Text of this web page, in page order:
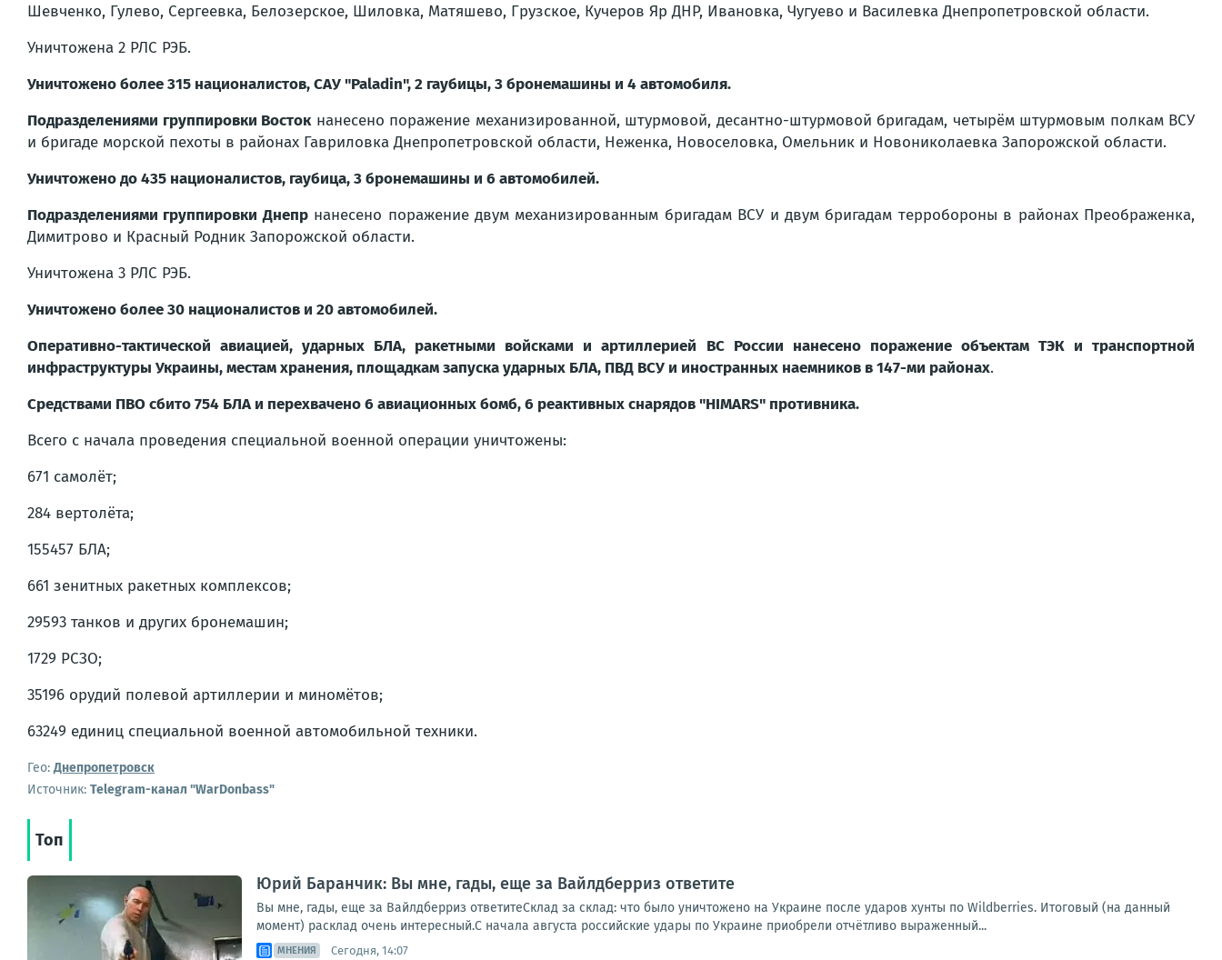
Шевченко, Гулево, Сергеевка, Белозерское, Шиловка, Матяшево, Грузское, Кучеров Яр ДНР, Ивановка, Чугуево и Василевка Днепропетровской области.
Уничтожена 2 РЛС РЭБ.
Уничтожено более 315 националистов, САУ "Paladin", 2 гаубицы, 3 бронемашины и 4 автомобиля.
Подразделениями группировки Востокнанесено поражение механизированной, штурмовой, десантно-штурмовой бригадам, четырём штурмовым полкам ВСУ
и бригаде морской пехоты в районах Гавриловка Днепропетровской области, Неженка, Новоселовка, Омельник и Новониколаевка Запорожской области.
Уничтожено до 435 националистов, гаубица, 3 бронемашины и 6 автомобилей.
Подразделениями группировки Днепрнанесено поражение двум механизированным бригадам ВСУ и двум бригадам терробороны в районах Преображенка,
Димитрово и Красный Родник Запорожской области.
Уничтожена 3 РЛС РЭБ.
Уничтожено более 30 националистов и 20 автомобилей.
Оперативно-тактической авиацией, ударных БЛА, ракетными войсками и артиллерией ВС России нанесено поражение объектам ТЭК и транспортной
инфраструктуры Украины, местам хранения, площадкам запуска ударных БЛА, ПВД ВСУ и иностранных наемников в 147-ми районах.
Средствами ПВО сбито 754 БЛА и перехвачено 6 авиационных бомб, 6 реактивных снарядов "HIMARS" противника.
Всего с начала проведения специальной военной операции уничтожены:
671 самолёт;
284 вертолёта;
155457 БЛА;
661 зенитных ракетных комплексов;
29593 танков и других бронемашин;
1729 РСЗО;
35196 орудий полевой артиллерии и миномётов;
63249 единиц специальной военной автомобильной техники.
Гео:Днепропетровск
Источник: Telegram-канал "WarDonbass"
Топ
Юрий Баранчик: Вы мне, гады, еще за Вайлдберриз ответите
Вы мне, гады, еще за Вайлдберриз ответитеСклад за склад: что было уничтожено на Украине после ударов хунты по Wildberries. Итоговый (на данный
момент) расклад очень интересный.С начала августа российские удары по Украине приобрели отчётливо выраженный...
МНЕНИЯ Сегодня, 14:07